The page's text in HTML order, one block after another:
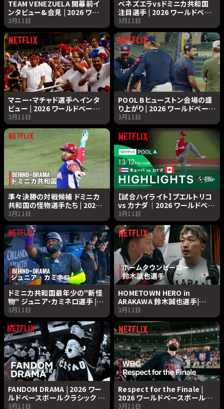
TEAM VENEZUELA 開幕前イ
ンタビュー&会見 | 2026 ワー
ルドベースボールクラシック |
Netflix Japan
3月11日
ベネズエラvsドミニカ共和国
注目選手 | 2026 ワールドベー
スボールクラシック | Netflix
Japan
3月11日
マニー・マチャド選手へインタ
ビュー | 2026 ワールドベース
ボールクラシック | Netflix
Japan
3月11日
POOL Bヒューストン会場の盛
り上がり | 2026 ワールドベース
ボールクラシック | Netflix
Japan
3月11日
準々決勝の対戦候補 ドミニカ
共和国の怪物選手たち | 2026
ワールドベースボールクラシッ
ク | Netflix Japan
3月11日
【試合ハイライト】プエルトリコ
vs カナダ｜2026 ワールドベー
スボールクラシック | Netflix
Japan
3月11日
ドミニカ共和国最年少の"新怪
物" ジュニア・カミネロ選手 |
2026 ワールドベースボールク
ラシック | Netflix Japan
3月11日
HOMETOWN HERO in
ARAKAWA 鈴木誠也選手|
2026 ワールドベースボールク
ラシック | Netflix Japan
3月11日
FANDOM DRAMA | 2026 ワー
ルドベースボールクラシック |
Netflix Japan
3月11日
Respect for the Finale |
2026 ワールドベースボールク
ラシック | Netflix Japan
3月11日